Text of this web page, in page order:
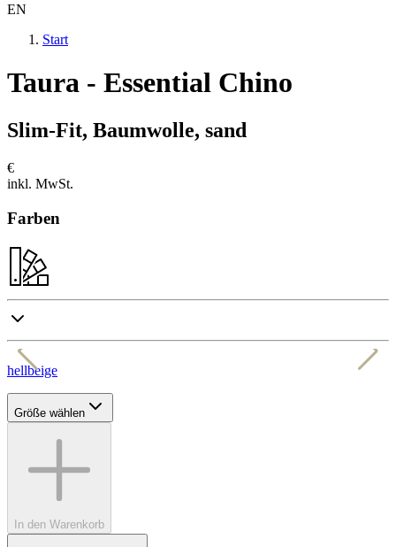
EN
Start
Taura - Essential Chino
Slim-Fit, Baumwolle, sand
€
inkl. MwSt.
Farben
hellbeige
Größe wählen
In den Warenkorb